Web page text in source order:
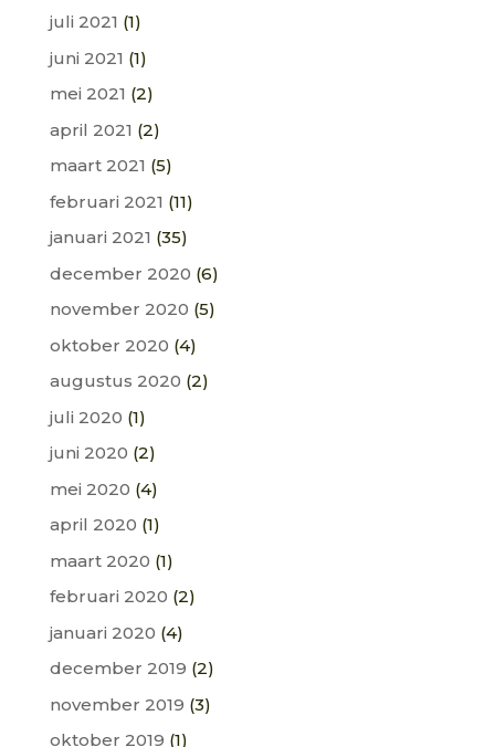
juli 2021 (1)
juni 2021 (1)
mei 2021 (2)
april 2021 (2)
maart 2021 (5)
februari 2021 (11)
januari 2021 (35)
december 2020 (6)
november 2020 (5)
oktober 2020 (4)
augustus 2020 (2)
juli 2020 (1)
juni 2020 (2)
mei 2020 (4)
april 2020 (1)
maart 2020 (1)
februari 2020 (2)
januari 2020 (4)
december 2019 (2)
november 2019 (3)
oktober 2019 (1)